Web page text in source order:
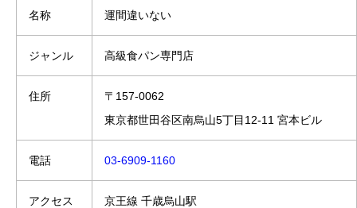
名称 運間違いない
ジャンル 高級食パン専門店
住所
〒157-0062
東京都世田谷区南烏山5丁目12-11 宮本ビル
電話 03-6909-1160
アクセス 京王線 千歳烏山駅